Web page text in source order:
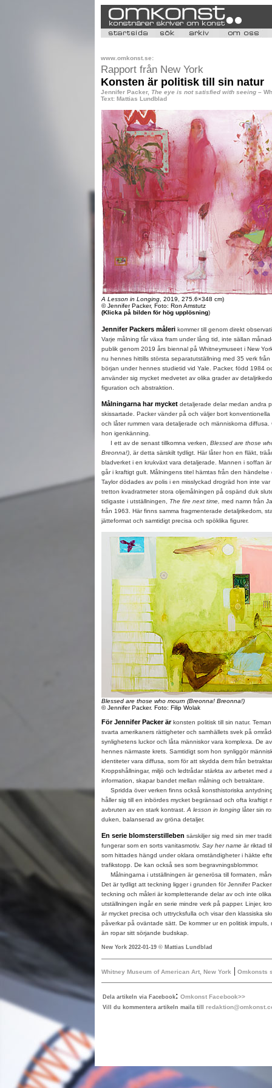
www.omkonst.se:
Rapport från New York
Konsten är politisk till sin natur
Jennifer Packer, The eye is not satisfied with seeing–
Text: Mattias Lundblad
A Lesson in Longing, 2019, 275.6×348 cm)
© Jennifer Packer, Foto: Ron Amstutz
(Klicka på bilden för hög upplösning)
Jennifer Packers måleri kommer till genom direkt
Varje målning får växa fram under lång tid, inte sällan
publik genom 2019 års biennal på Whitneymuseet i New
nu hennes hittills största separatutställning med 35 verk
början under hennes studietid vid Yale. Packer, född 1984
använder sig mycket medvetet av olika grader av
figuration och abstraktion.
Målningarna har mycketdetaljerade delar medan andra
skissartade. Packer vänder på och väljer bort
och låter rummen vara detaljerade och människorna diffusa.
hon igenkänning.
I ett av de senast tillkomna verken, Blessed are those
Breonna!), är detta särskilt tydligt. Här låter hon en fläkt,
bladverket i en krukväxt vara detaljerade. Mannen i soffan
går i kraftigt gult. Målningens titel hämtas från den
Taylor dödades av polis i en misslyckad drogräd hon inte
tretton kvadratmeter stora oljemålningen på ospänd duk
tidigaste i utställningen,
The fire next time, med namn från
från 1963. Här finns samma fragmenterade detaljrikedom,
jätteformat och samtidigt precisa och spöklika figurer.
Blessed are those who mourn (Breonna! Breonna!)
© Jennifer Packer. Foto: Filip Wolak
För Jennifer Packer ärkonsten politisk till sin natur.
svarta amerikaners rättigheter och samhällets svek på
synlighetens luckor och låta människor vara komplexa. De
hennes närmaste krets. Samtidigt som hon synliggör
identiteter vara diffusa, som för att skydda dem från
Kroppshållningar, miljö och ledtrådar stärkta av arbetet med
information, skapar bandet mellan målning och betraktare.
Spridda över verken finns också konsthistoriska
håller sig till en inbördes mycket begränsad och ofta kraftigt
avbruten av en stark kontrast. A lesson in longinglåter sin
duken, balanserad av gröna detaljer.
En serie blomsterstilleben särskiljer sig med sin mer
fungerar som en sorts vanitasmotiv. Say her nameär riktad
som hittades hängd under oklara omständigheter i häkte
trafikstopp. De kan också ses som begravningsblommor.
Målningarna i utställningen är generösa till formaten,
Det är tydligt att teckning ligger i grunden för Jennifer
teckning och måleri är kompletterande delar av och inte
utställningen ingår en serie mindre verk på papper. Linjer,
är mycket precisa och uttrycksfulla och visar den klassiska
påverkar på oväntade sätt. De kommer ur en politisk impuls,
än ropar sitt sörjande budskap.
New York 2022-01-19 © Mattias Lundblad
Whitney Museum of American Art, New York | Omkonsts
Dela artikeln via Facebook: Omkonst Facebook>>
Vill du kommentera artikeln maila till